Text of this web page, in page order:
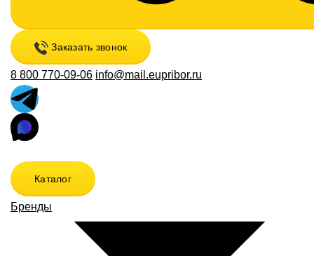
Заказать звонок
8 800 770-09-06 info@mail.eupribor.ru
Каталог
Бренды